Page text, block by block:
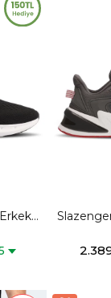
Spor
Koyu